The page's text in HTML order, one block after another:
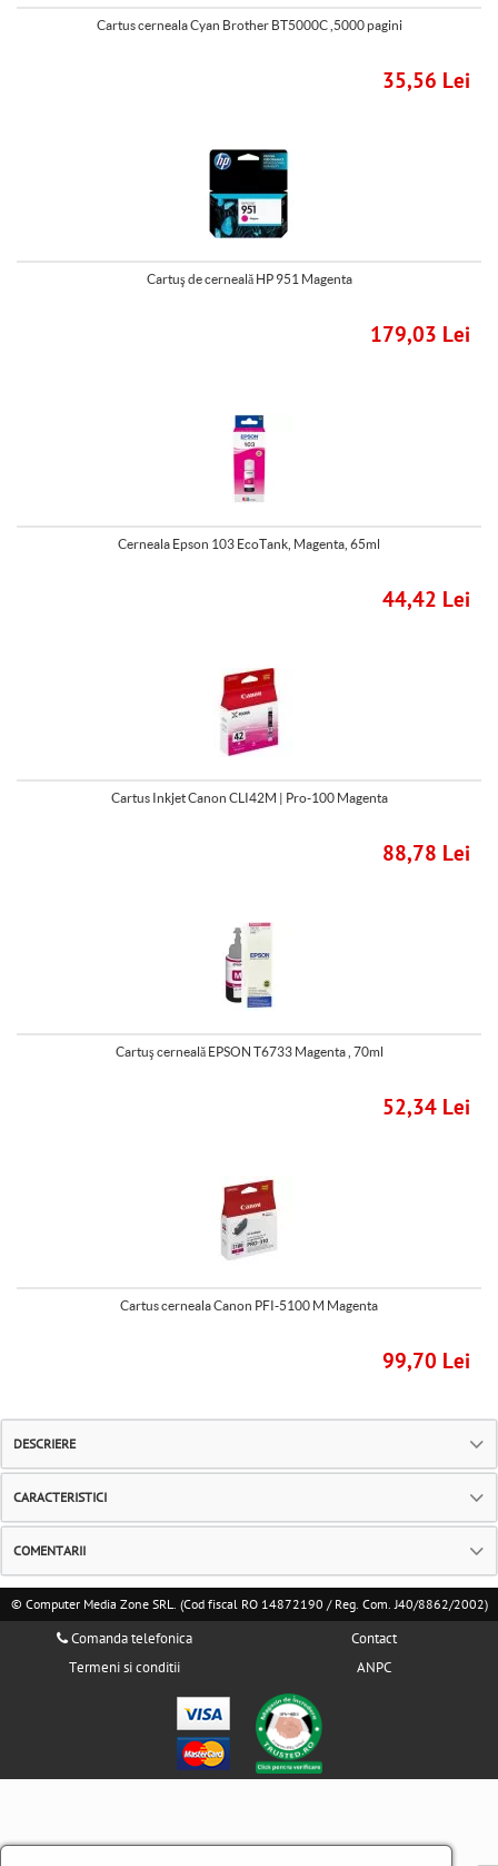
Cartus cerneala Cyan Brother BT5000C ,5000 pagini
35,56 Lei
Cartuş de cerneală HP 951 Magenta
179,03 Lei
Cerneala Epson 103 EcoTank, Magenta, 65ml
44,42 Lei
Cartus Inkjet Canon CLI42M | Pro-100 Magenta
88,78 Lei
Cartuş cerneală EPSON T6733 Magenta , 70ml
52,34 Lei
Cartus cerneala Canon PFI-5100 M Magenta
99,70 Lei
DESCRIERE
CARACTERISTICI
COMENTARII
© Computer Media Zone SRL. (Cod fiscal RO 14872190 / Reg. Com. J40/8862/2002)
Comanda telefonica
Termeni si conditii
Contact
ANPC